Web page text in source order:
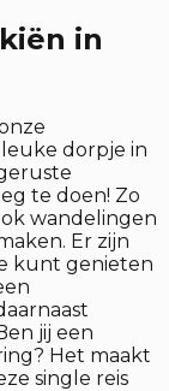
in
leuke dorpje in
te doen! Zo
wandelingen
Er zijn
kunt genieten
jij een
Het maakt
single reis